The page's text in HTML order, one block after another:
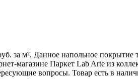
за м². Данное напольное
магазине Паркет Lab Arte из
вопросы. Товар есть в